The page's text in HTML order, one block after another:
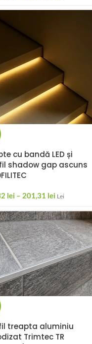
cu bandă LED și
shadow gap ascuns
lei – 201,31 lei Lei
treapta aluminiu
Trimtec TR